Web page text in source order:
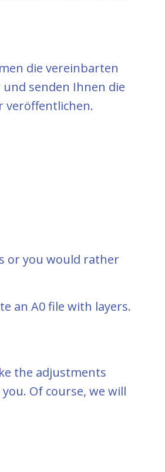
die vereinbarten
senden Ihnen die
veröffentlichen.
or you would rather
an A0 file with layers.
the adjustments
Of course, we will